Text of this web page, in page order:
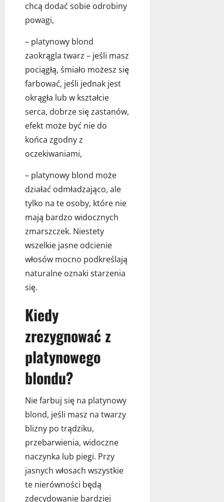
chcą dodać sobie odrobiny
powagi,
– platynowy blond
zaokrągla twarz – jeśli masz
pociągłą, śmiało możesz się
farbować, jeśli jednak jest
okrągła lub w kształcie
serca, dobrze się zastanów,
efekt może być nie do
końca zgodny z
oczekiwaniami,
– platynowy blond może
działać odmładzająco, ale
tylko na te osoby, które nie
mają bardzo widocznych
zmarszczek. Niestety
wszelkie jasne odcienie
włosów mocno podkreślają
naturalne oznaki starzenia
się.
Kiedy
zrezygnować z
platynowego
blondu?
Nie farbuj się na platynowy
blond, jeśli masz na twarzy
blizny po trądziku,
przebarwienia, widoczne
naczynka lub piegi. Przy
jasnych włosach wszystkie
te nierówności będą
zdecydowanie bardziej